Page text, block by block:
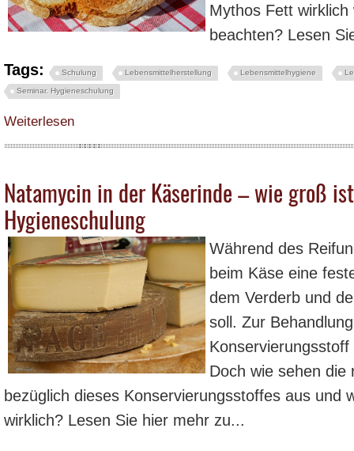
Mythos Fett
beachten? Lesen
Tags:
Schulung Lebensmittelherstellung Lebensmittelhygiene
Seminar. Hygieneschulung
Weiterlesen
Natamycin in der Käserinde – wie groß
Hygieneschulung
Während des
beim Käse eine
dem Verderb und
soll. Zur
Doch wie sehen die
bezüglich dieses Konservierungsstoffes aus und
wirklich? Lesen Sie hier mehr zu...